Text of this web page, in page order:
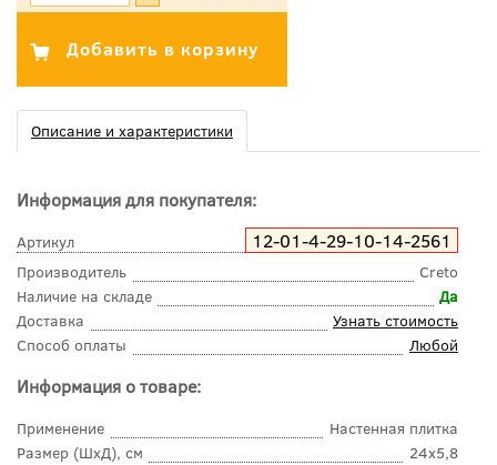
Описание и характеристики
Информация для покупателя:
Артикул 12-01-4-29-10-14-2561
Производитель
Creto
Наличие на складе
Да
Доставка
Узнать стоимость
Способ оплаты
Любой
Информация о товаре:
Применение
Настенная плитка
Размер (ШхД), см
24x5,8